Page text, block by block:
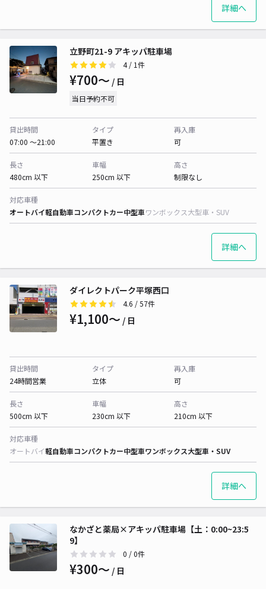
詳細へ
立野町21-9 アキッパ駐車場
4/ 1件
¥700〜 / 日
当日予約不可
貸出時間
07:00 〜21:00
タイプ
平置き
再入庫
可
長さ
480cm 以下
車幅
250cm 以下
高さ
制限なし
対応車種
オートバイ軽自動車コンパクトカー中型車ワンボックス大型車・SUV
詳細へ
ダイレクトパーク平塚西口
4.6 / 57件
¥1,100〜 / 日
貸出時間
24時間営業
タイプ
立体
再入庫
可
長さ
500cm 以下
車幅
230cm 以下
高さ
210cm 以下
対応車種
オートバイ軽自動車コンパクトカー中型車ワンボックス大型車・SUV
詳細へ
なかざと薬局×アキッパ駐車場【土：0:00~23:5
9】
0 / 0件
¥300〜 / 日